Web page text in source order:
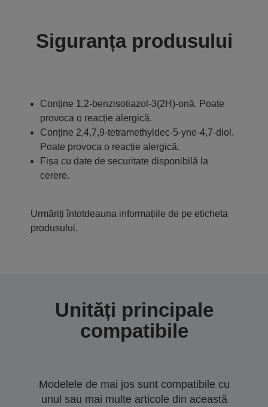
Siguranța produsului
Conține 1,2-benzisotiazol-3(2H)-onă. Poate
provoca o reacție alergică.
Conține 2,4,7,9-tetramethyldec-5-yne-4,7-diol.
Poate provoca o reacție alergică.
Fișa cu date de securitate disponibilă la
cerere.
Urmăriți întotdeauna informațiile de pe eticheta
produsului.
Unități principale
compatibile
Modelele de mai jos sunt compatibile cu
unul sau mai multe articole din această